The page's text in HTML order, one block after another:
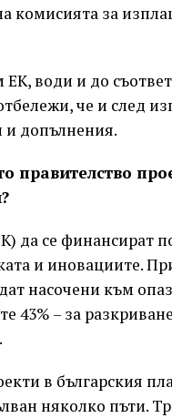
комисията за
води и до
че и след
и допълнения.
правителство
да се финансират
и иновациите.
насочени към
43% – за
в българския
няколко пъти.